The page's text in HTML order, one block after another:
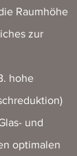
Raumhöhe
zur
hohe
und
optimalen